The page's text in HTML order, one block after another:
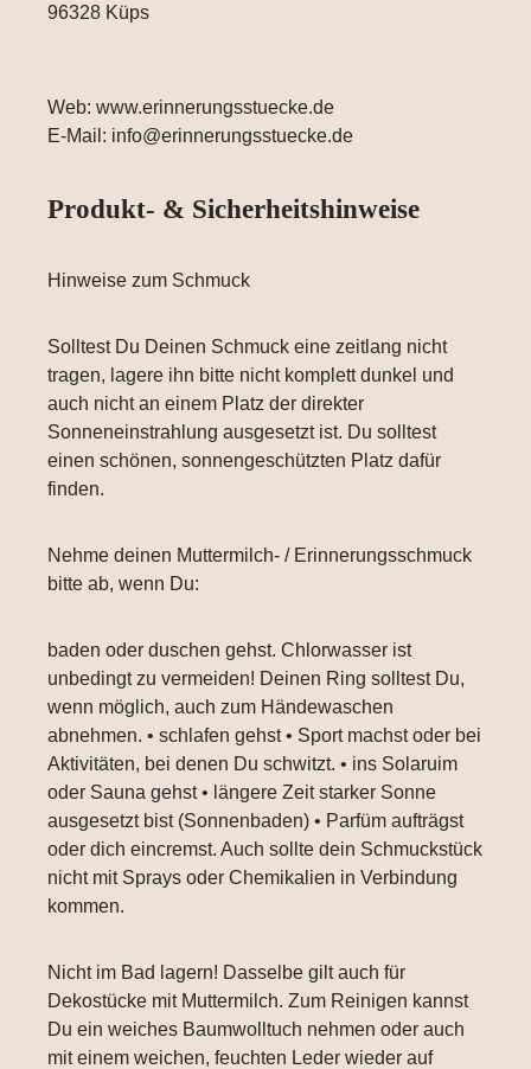
96328 Küps
Web: www.erinnerungsstuecke.de
E-Mail: info@erinnerungsstuecke.de
Produkt- & Sicherheitshinweise
Hinweise zum Schmuck
Solltest Du Deinen Schmuck eine zeitlang nicht
tragen, lagere ihn bitte nicht komplett dunkel und
auch nicht an einem Platz der direkter
Sonneneinstrahlung ausgesetzt ist. Du solltest
einen schönen, sonnengeschützten Platz dafür
finden.
Nehme deinen Muttermilch- / Erinnerungsschmuck
bitte ab, wenn Du:
baden oder duschen gehst. Chlorwasser ist
unbedingt zu vermeiden! Deinen Ring solltest Du,
wenn möglich, auch zum Händewaschen
abnehmen. • schlafen gehst • Sport machst oder bei
Aktivitäten, bei denen Du schwitzt. • ins Solaruim
oder Sauna gehst • längere Zeit starker Sonne
ausgesetzt bist (Sonnenbaden) • Parfüm aufträgst
oder dich eincremst. Auch sollte dein Schmuckstück
nicht mit Sprays oder Chemikalien in Verbindung
kommen.
Nicht im Bad lagern! Dasselbe gilt auch für
Dekostücke mit Muttermilch. Zum Reinigen kannst
Du ein weiches Baumwolltuch nehmen oder auch
mit einem weichen, feuchten Leder wieder auf